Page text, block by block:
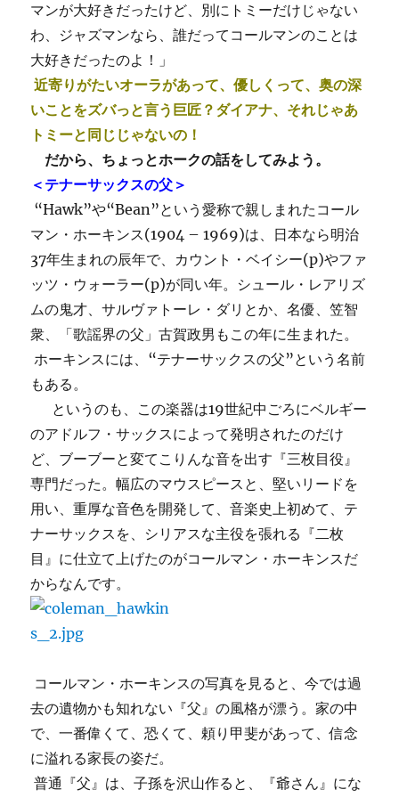
マンが大好きだったけど、別にトミーだけじゃない
わ、ジャズマンなら、誰だってコールマンのことは
大好きだったのよ！」
近寄りがたいオーラがあって、優しくって、奥の深
いことをズバっと言う巨匠？ダイアナ、それじゃあ
トミーと同じじゃないの！
だから、ちょっとホークの話をしてみよう。
＜テナーサックスの父＞
“Hawk”や“Bean”という愛称で親しまれたコール
マン・ホーキンス(1904 – 1969)は、日本なら明治
37年生まれの辰年で、カウント・ベイシー(p)やファ
ッツ・ウォーラー(p)が同い年。シュール・レアリズ
ムの鬼才、サルヴァトーレ・ダリとか、名優、笠智
衆、「歌謡界の父」古賀政男もこの年に生まれた。
ホーキンスには、“テナーサックスの父”という名前
もある。
というのも、この楽器は19世紀中ごろにベルギー
のアドルフ・サックスによって発明されたのだけ
ど、ブーブーと変てこりんな音を出す『三枚目役』
専門だった。幅広のマウスピースと、堅いリードを
用い、重厚な音色を開発して、音楽史上初めて、テ
ナーサックスを、シリアスな主役を張れる『二枚
目』に仕立て上げたのがコールマン・ホーキンスだ
からなんです。
コールマン・ホーキンスの写真を見ると、今では過
去の遺物かも知れない『父』の風格が漂う。家の中
で、一番偉くて、恐くて、頼り甲斐があって、信念
に溢れる家長の姿だ。
普通『父』は、子孫を沢山作ると、『爺さん』にな